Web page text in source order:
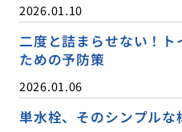
2026.01.10
二度と詰まらせない！
ための予防策
2026.01.06
単水栓、そのシンプルな